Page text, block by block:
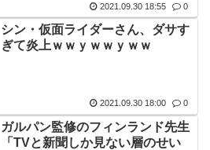
2021.09.30 18:55 0
シン・仮面ライダーさん、ダサす
ぎて炎上ｗｗｙｗｗｙｗｗ
2021.09.30 18:00 0
ガルパン監修のフィンランド先生
「TVと新聞しか見ない層のせい